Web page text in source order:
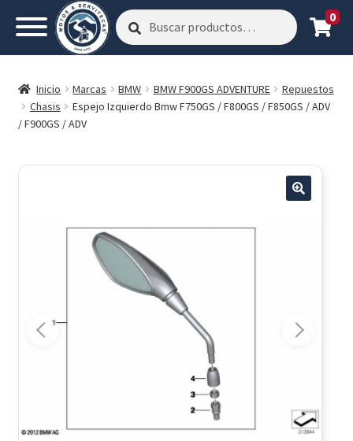
Buscar
por:
Buscar 0
Inicio Marcas BMW BMW F900GS ADVENTURE
Repuestos
Chasis
Espejo Izquierdo Bmw F750GS / F800GS / F850GS / ADV
/ F900GS / ADV